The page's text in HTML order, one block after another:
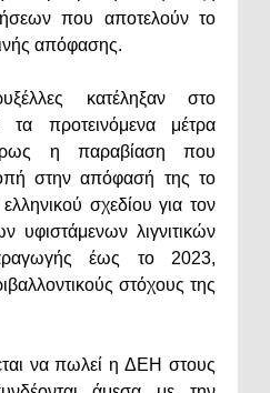
που αποτελούν το
απόφασης.
κατέληξαν στο
προτεινόμενα μέτρα
η παραβίαση που
στην απόφασή της το
σχεδίου για τον
λιγνιτικών
έως το 2023,
στόχους της
να πωλεί η ΔΕΗ στους